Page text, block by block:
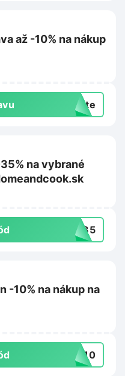
až -10% na nákup
exte
na vybrané
VA35
-10% na nákup na
er10